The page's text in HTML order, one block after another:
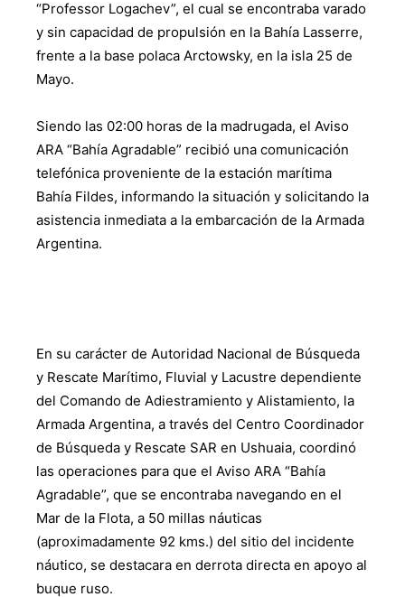
“Professor Logachev”, el cual se encontraba varado
y sin capacidad de propulsión en la Bahía Lasserre,
frente a la base polaca Arctowsky, en la isla 25 de
Mayo.
Siendo las 02:00 horas de la madrugada, el Aviso
ARA “Bahía Agradable” recibió una comunicación
telefónica proveniente de la estación marítima
Bahía Fildes, informando la situación y solicitando la
asistencia inmediata a la embarcación de la Armada
Argentina.
En su carácter de Autoridad Nacional de Búsqueda
y Rescate Marítimo, Fluvial y Lacustre dependiente
del Comando de Adiestramiento y Alistamiento, la
Armada Argentina, a través del Centro Coordinador
de Búsqueda y Rescate SAR en Ushuaia, coordinó
las operaciones para que el Aviso ARA “Bahía
Agradable”, que se encontraba navegando en el
Mar de la Flota, a 50 millas náuticas
(aproximadamente 92 kms.) del sitio del incidente
náutico, se destacara en derrota directa en apoyo al
buque ruso.